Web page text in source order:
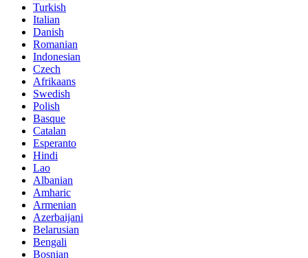
Turkish
Italian
Danish
Romanian
Indonesian
Czech
Afrikaans
Swedish
Polish
Basque
Catalan
Esperanto
Hindi
Lao
Albanian
Amharic
Armenian
Azerbaijani
Belarusian
Bengali
Bosnian